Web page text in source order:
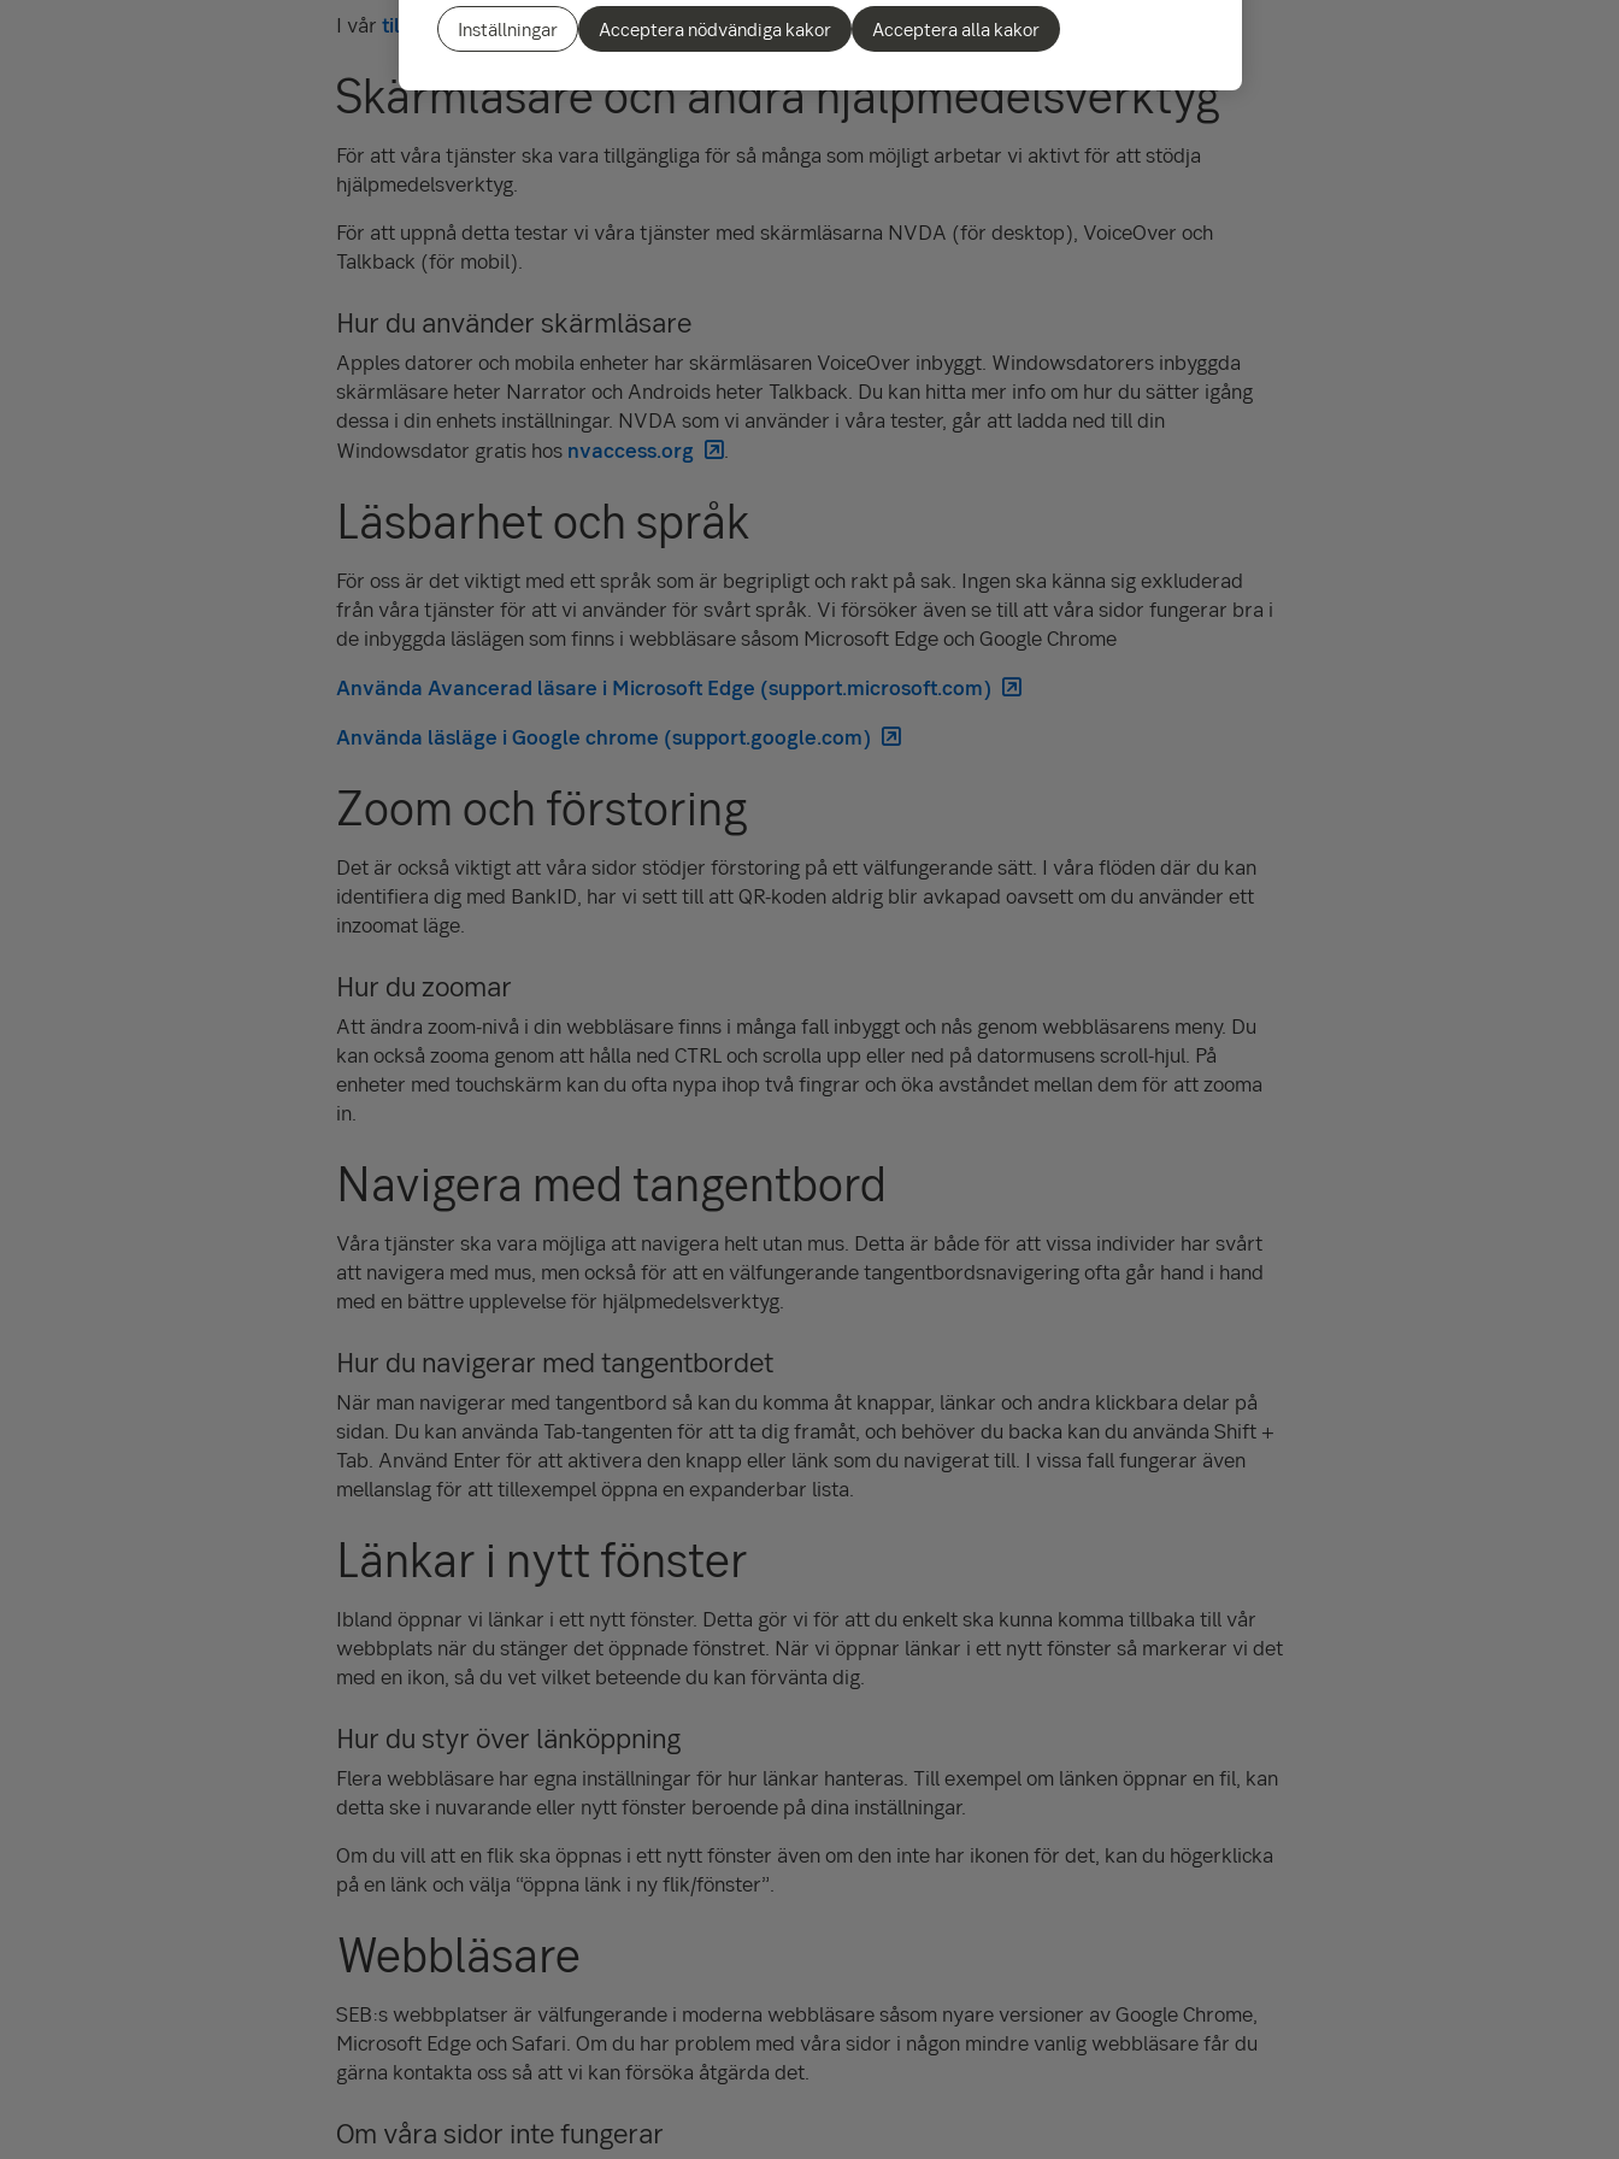
I vår tillgänglighetsredogörelsekan du läsa mer i detalj om vårt tillgänglighetsarbete.
Skärmläsare och andra hjälpmedelsverktyg
För att våra tjänster ska vara tillgängliga för så många som möjligt arbetar vi aktivt för att stödja
hjälpmedelsverktyg.
För att uppnå detta testar vi våra tjänster med skärmläsarna NVDA (för desktop), VoiceOver och
Talkback (för mobil).
Hur du använder skärmläsare
Apples datorer och mobila enheter har skärmläsaren VoiceOver inbyggt. Windowsdatorers inbyggda
skärmläsare heter Narrator och Androids heter Talkback. Du kan hitta mer info om hur du sätter igång
dessa i din enhets inställningar. NVDA som vi använder i våra tester, går att ladda ned till din
Windowsdator gratis hos nvaccess.org .
Läsbarhet och språk
För oss är det viktigt med ett språk som är begripligt och rakt på sak. Ingen ska känna sig exkluderad
från våra tjänster för att vi använder för svårt språk. Vi försöker även se till att våra sidor fungerar bra i
de inbyggda läslägen som finns i webbläsare såsom Microsoft Edge och Google Chrome
Använda Avancerad läsare i Microsoft Edge (support.microsoft.com)
Använda läsläge i Google chrome (support.google.com)
Zoom och förstoring
Det är också viktigt att våra sidor stödjer förstoring på ett välfungerande sätt. I våra flöden där du kan
identifiera dig med BankID, har vi sett till att QR-koden aldrig blir avkapad oavsett om du använder ett
inzoomat läge.
Hur du zoomar
Att ändra zoom-nivå i din webbläsare finns i många fall inbyggt och nås genom webbläsarens meny. Du
kan också zooma genom att hålla ned CTRL och scrolla upp eller ned på datormusens scroll-hjul. På
enheter med touchskärm kan du ofta nypa ihop två fingrar och öka avståndet mellan dem för att zooma
in.
Navigera med tangentbord
Våra tjänster ska vara möjliga att navigera helt utan mus. Detta är både för att vissa individer har svårt
att navigera med mus, men också för att en välfungerande tangentbordsnavigering ofta går hand i hand
med en bättre upplevelse för hjälpmedelsverktyg.
Hur du navigerar med tangentbordet
När man navigerar med tangentbord så kan du komma åt knappar, länkar och andra klickbara delar på
sidan. Du kan använda Tab-tangenten för att ta dig framåt, och behöver du backa kan du använda Shift +
Tab. Använd Enter för att aktivera den knapp eller länk som du navigerat till. I vissa fall fungerar även
mellanslag för att tillexempel öppna en expanderbar lista.
Länkar i nytt fönster
Ibland öppnar vi länkar i ett nytt fönster. Detta gör vi för att du enkelt ska kunna komma tillbaka till vår
webbplats när du stänger det öppnade fönstret. När vi öppnar länkar i ett nytt fönster så markerar vi det
med en ikon, så du vet vilket beteende du kan förvänta dig.
Hur du styr över länköppning
Flera webbläsare har egna inställningar för hur länkar hanteras. Till exempel om länken öppnar en fil, kan
detta ske i nuvarande eller nytt fönster beroende på dina inställningar.
Om du vill att en flik ska öppnas i ett nytt fönster även om den inte har ikonen för det, kan du högerklicka
på en länk och välja “öppna länk i ny flik/fönster”.
Webbläsare
SEB:s webbplatser är välfungerande i moderna webbläsare såsom nyare versioner av Google Chrome,
Microsoft Edge och Safari. Om du har problem med våra sidor i någon mindre vanlig webbläsare får du
gärna kontakta oss så att vi kan försöka åtgärda det.
Om våra sidor inte fungerar
Inställningar Acceptera nödvändiga kakor Acceptera alla kakor